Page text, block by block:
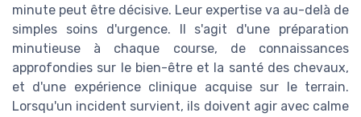
minute peut être décisive. Leur expertise va au-delà de
simples soins d'urgence. Il s'agit d'une préparation
minutieuse à chaque course, de connaissances
approfondies sur le bien-être et la santé des chevaux,
et d'une expérience clinique acquise sur le terrain.
Lorsqu'un incident survient, ils doivent agir avec calme